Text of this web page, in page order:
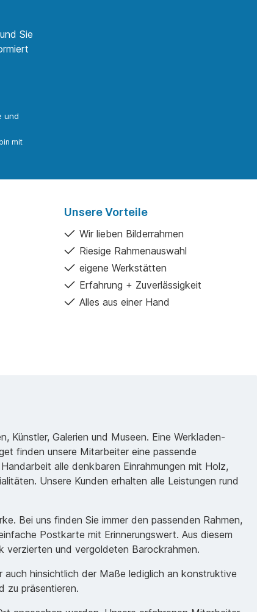
Sie
und
mit
Unsere Vorteile
Wir lieben Bilderrahmen
Riesige Rahmenauswahl
eigene Werkstätten
Erfahrung + Zuverlässigkeit
Alles aus einer Hand
Galerien und Museen. Eine Werkladen-
finden unsere Mitarbeiter eine passende
alle denkbaren Einrahmungen mit Holz,
Unsere Kunden erhalten alle Leistungen rund
Bei uns finden Sie immer den passenden Rahmen,
Postkarte mit Erinnerungswert. Aus diesem
verzierten und vergoldeten Barockrahmen.
auch hinsichtlich der Maße lediglich an konstruktive
zu präsentieren.